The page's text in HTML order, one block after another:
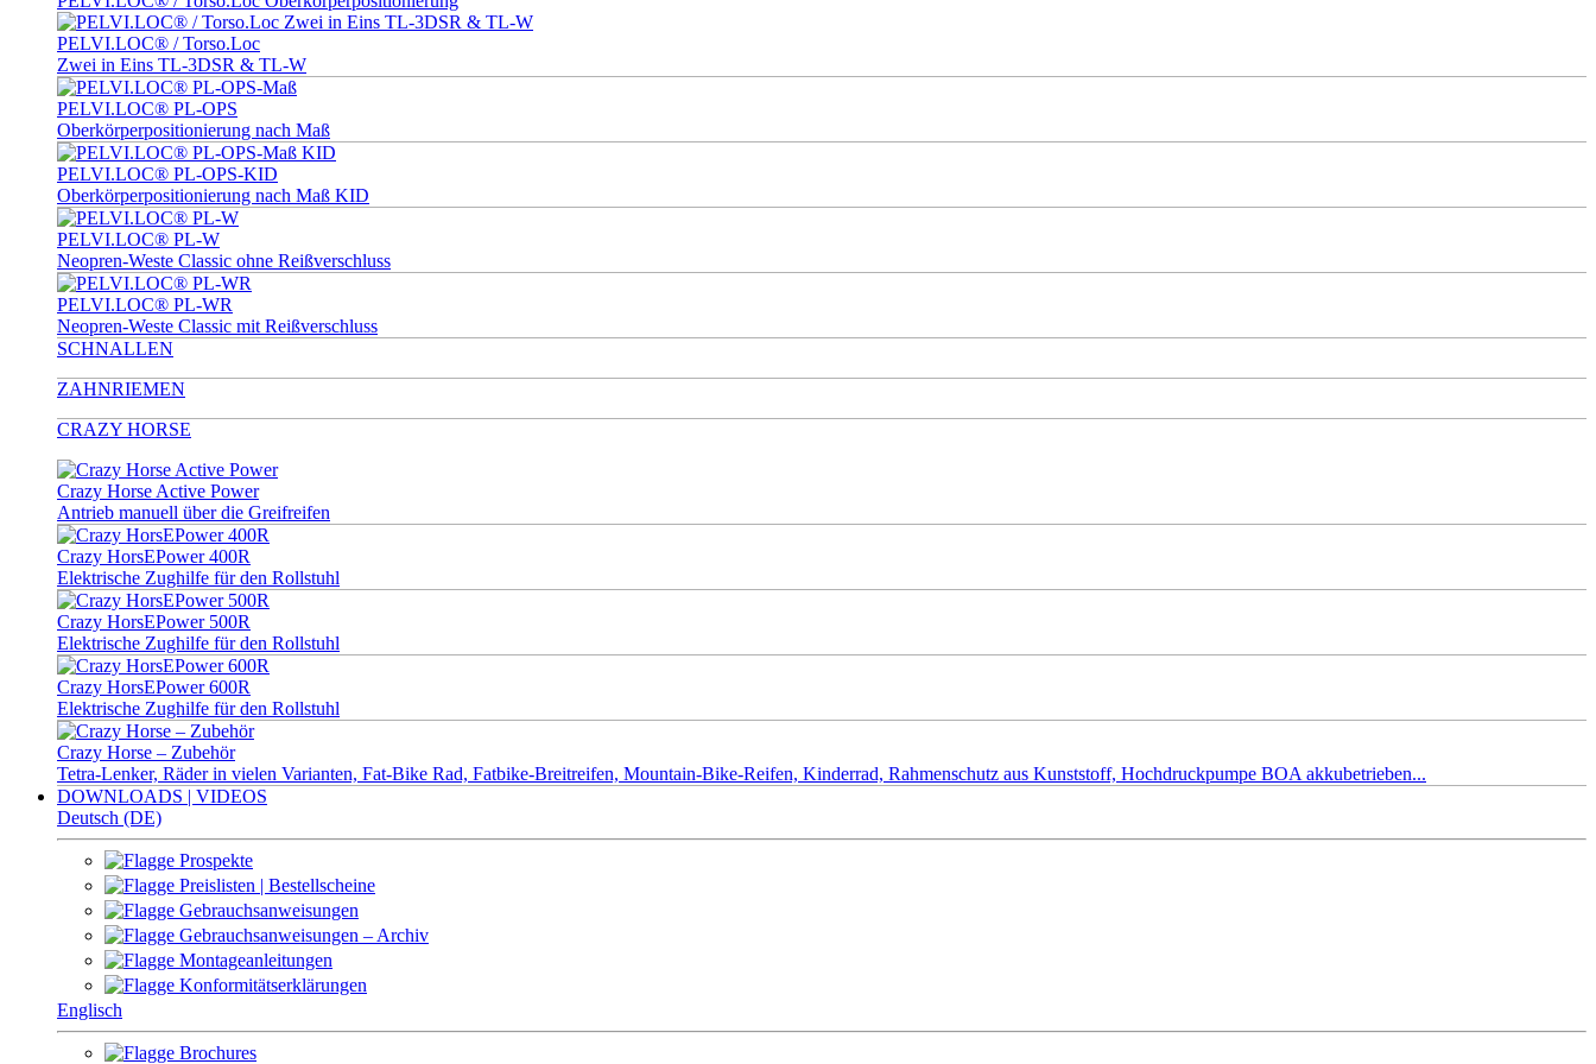
PELVI.LOC® / Torso.Loc
Zwei in Eins TL-3DSR & TL-W
PELVI.LOC® PL-OPS
Oberkörperpositionierung nach Maß
PELVI.LOC® PL-OPS-KID
Oberkörperpositionierung nach Maß KID
PELVI.LOC® PL-W
Neopren-Weste Classic ohne Reißverschluss
PELVI.LOC® PL-WR
Neopren-Weste Classic mit Reißverschluss
SCHNALLEN
ZAHNRIEMEN
CRAZY HORSE
Crazy Horse Active Power
Antrieb manuell über die Greifreifen
Crazy HorsEPower 400R
Elektrische Zughilfe für den Rollstuhl
Crazy HorsEPower 500R
Elektrische Zughilfe für den Rollstuhl
Crazy HorsEPower 600R
Elektrische Zughilfe für den Rollstuhl
Crazy Horse – Zubehör
Tetra-Lenker, Räder in vielen Varianten, Fat-Bike Rad, Fatbike-Breitreifen, Mountain-Bike-Reifen, Kinderrad, Rahmenschutz aus Kunststoff, Hochdruckpumpe BOA akkubetrieben...
DOWNLOADS | VIDEOS
Deutsch (DE)
Prospekte
Preislisten | Bestellscheine
Gebrauchsanweisungen
Gebrauchsanweisungen – Archiv
Montageanleitungen
Konformitätserklärungen
Englisch
Brochures